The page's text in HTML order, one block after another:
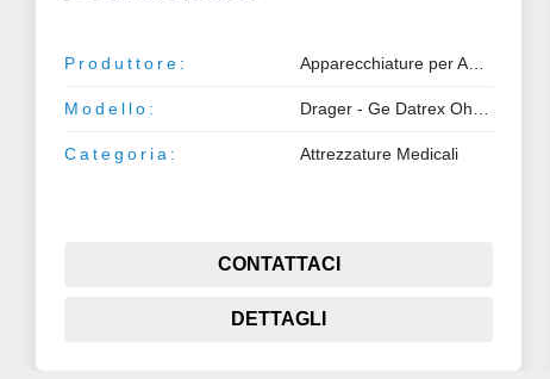
Produttore:
Modello:
Categoria: Attrezzature Medicali
CONTATTACI
DETTAGLI